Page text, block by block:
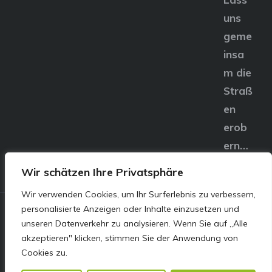
Wir schätzen Ihre Privatsphäre
Wir verwenden Cookies, um Ihr Surferlebnis zu verbessern,
personalisierte Anzeigen oder Inhalte einzusetzen und
unseren Datenverkehr zu analysieren. Wenn Sie auf „Alle
akzeptieren" klicken, stimmen Sie der Anwendung von
Cookies zu.
uns
geme
insa
m die
Straß
en
erob
ern…
© E&S Motors GmbH,
Linzer Straße 83 4240
Freistadt